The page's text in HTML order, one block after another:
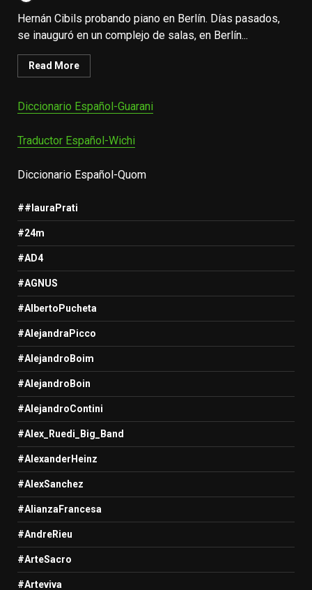
Hernán Cibils probando piano en Berlín. Días pasados,
se inauguró en un complejo de salas, en Berlín...
Read More
Diccionario Español-Guarani
Traductor Español-Wichi
Diccionario Español-Quom
##lauraPrati
#24m
#AD4
#AGNUS
#AlbertoPucheta
#AlejandraPicco
#AlejandroBoim
#AlejandroBoin
#AlejandroContini
#Alex_Ruedi_Big_Band
#AlexanderHeinz
#AlexSanchez
#AlianzaFrancesa
#AndreRieu
#ArteSacro
#Arteviva